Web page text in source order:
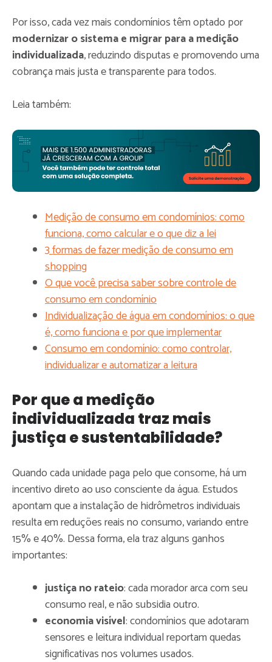
Por isso, cada vez mais condomínios têm optado por
modernizar o sistema e migrar para a medição
individualizada, reduzindo disputas e promovendo uma
cobrança mais justa e transparente para todos.
Leia também:
Medição de consumo em condomínios: como
funciona, como calcular e o que diz a lei
3 formas de fazer medição de consumo em
shopping
O que você precisa saber sobre controle de
consumo em condomínio
Individualização de água em condomínios: o que
é, como funciona e por que implementar
Consumo em condomínio: como controlar,
individualizar e automatizar a leitura
Por que a medição
individualizada traz mais
justiça e sustentabilidade?
Quando cada unidade paga pelo que consome, há um
incentivo direto ao uso consciente da água. Estudos
apontam que a instalação de hidrômetros individuais
resulta em reduções reais no consumo, variando entre
15% e 40%. Dessa forma, ela traz alguns ganhos
importantes:
justiça no rateio: cada morador arca com seu
consumo real, e não subsidia outro.
economia visível: condomínios que adotaram
sensores e leitura individual reportam quedas
significativas nos volumes usados.